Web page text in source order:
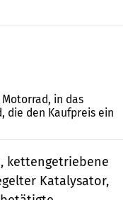
in das
die den Kaufpreis ein
kettengetriebene
Katalysator,